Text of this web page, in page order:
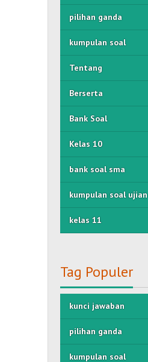
pilihan ganda
kumpulan soal
Tentang
Berserta
Bank Soal
Kelas 10
bank soal sma
kumpulan soal ujian
kelas 11
Tag Populer
kunci jawaban
pilihan ganda
kumpulan soal